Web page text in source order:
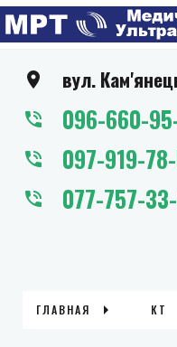
вул.
096-660-
097-919-
077-757-
ГЛАВНАЯ КТ